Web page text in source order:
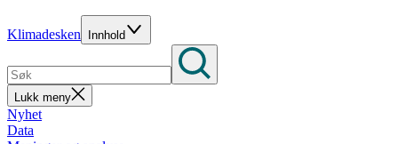
Klimadesken Innhold
Lukk meny
Nyhet
Data